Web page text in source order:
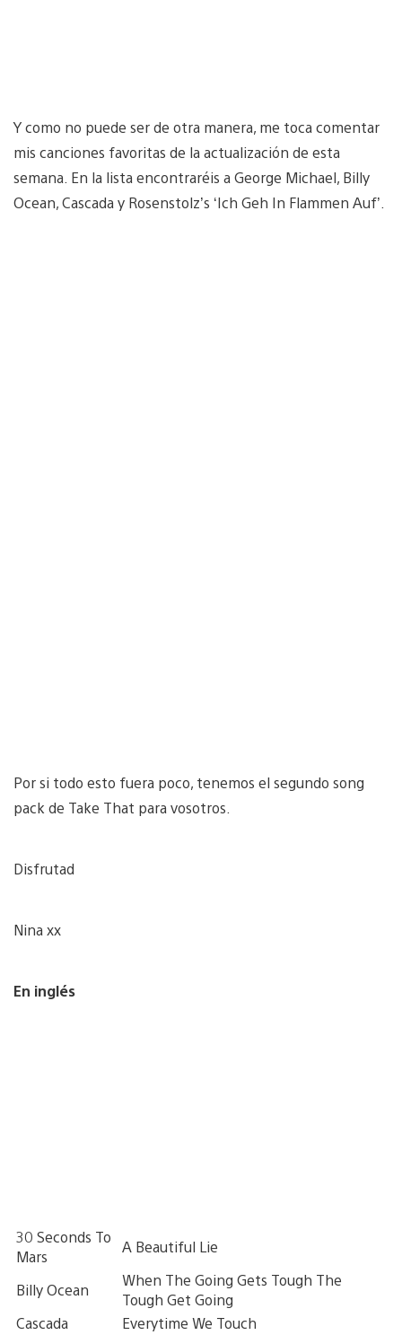
Y como no puede ser de otra manera, me toca comentar
mis canciones favoritas de la actualización de esta
semana. En la lista encontraréis a George Michael, Billy
Ocean, Cascada y Rosenstolz’s ‘Ich Geh In Flammen Auf’.
Por si todo esto fuera poco, tenemos el segundo song
pack de Take That para vosotros.
Disfrutad
Nina xx
En inglés
30 Seconds To
Mars
A Beautiful Lie
Billy Ocean
When The Going Gets Tough The
Tough Get Going
Cascada
Everytime We Touch